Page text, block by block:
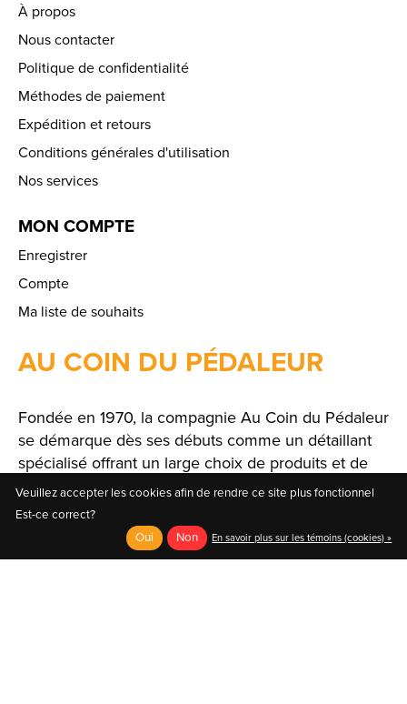
À propos
Nous contacter
Politique de confidentialité
Méthodes de paiement
Expédition et retours
Conditions générales d'utilisation
Nos services
MON COMPTE
Enregistrer
Compte
Ma liste de souhaits
AU COIN DU PÉDALEUR
Fondée en 1970, la compagnie Au Coin du Pédaleur
se démarque dès ses débuts comme un détaillant
spécialisé offrant un large choix de produits et de
solutions.
Veuillez accepter les cookies afin de rendre ce site plus fonctionnel
Est-ce correct?
Oui
Non En savoir plus sur les témoins (cookies) »